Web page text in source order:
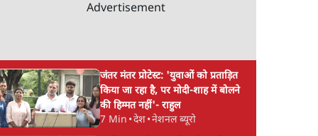
Advertisement
जंतर मंतर प्रोटेस्ट: 'युवाओं को प्रताड़ित
किया जा रहा है, पर मोदी-शाह में बोलने
की हिम्मत नहीं'- राहुल
7 Min •देश•नेशनल ब्यूरो